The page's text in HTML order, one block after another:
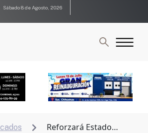
Sábado 8 de Agosto, 2026

Reforzará Estado